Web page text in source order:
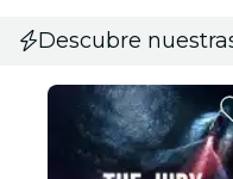
Descubre